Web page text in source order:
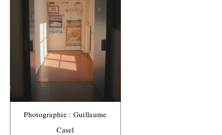
Photographie : Guillaume
Casel